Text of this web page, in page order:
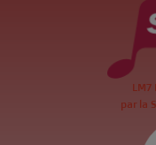
par la